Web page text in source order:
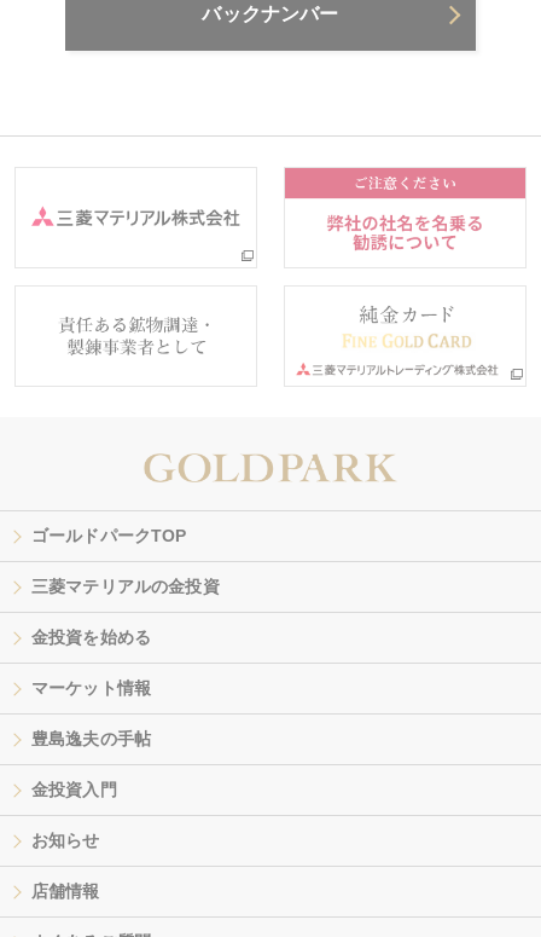
バックナンバー
ゴールドパークTOP
三菱マテリアルの金投資
金投資を始める
マーケット情報
豊島逸夫の手帖
金投資入門
お知らせ
店舗情報